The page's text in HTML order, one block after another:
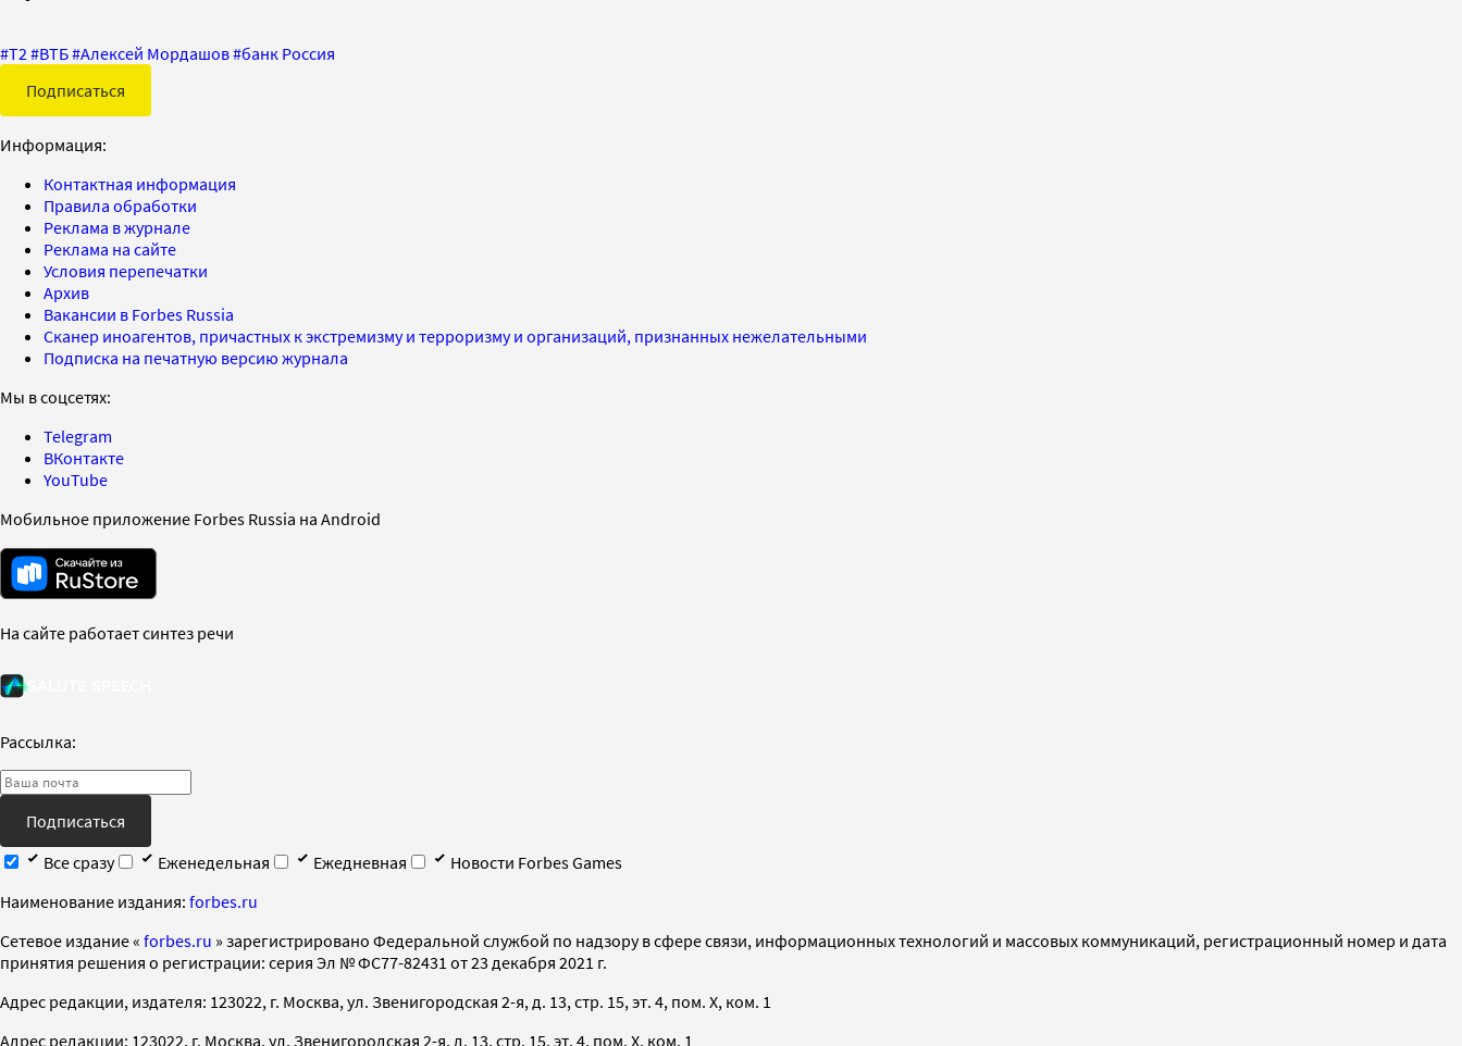
#T2 #ВТБ#Алексей Мордашов#банк Россия
Подписаться
Информация:
Контактная информация
Правила обработки
Реклама в журнале
Реклама на сайте
Условия перепечатки
Архив
Вакансии в Forbes Russia
Сканер иноагентов, причастных к экстремизму и терроризму и организаций, признанных нежелательными
Подписка на печатную версию журнала
Мы в соцсетях:
Telegram
ВКонтакте
YouTube
Мобильное приложение Forbes Russia на Android
На сайте работает синтез речи
Рассылка:
Подписаться
Все сразу
Еженедельная Ежедневная
Новости Forbes Games
Наименование издания: forbes.ru
Cетевое издание « forbes.ru » зарегистрировано Федеральной службой по надзору в сфере связи, информационных технологий и массовых коммуникаций, регистрационный номер и дата
принятия решения о регистрации: серия Эл № ФС77-82431 от 23 декабря 2021 г.
Адрес редакции, издателя: 123022, г. Москва, ул. Звенигородская 2-я, д. 13, стр. 15, эт. 4, пом. X, ком. 1
Адрес редакции: 123022, г. Москва, ул. Звенигородская 2-я, д. 13, стр. 15, эт. 4, пом. X, ком. 1